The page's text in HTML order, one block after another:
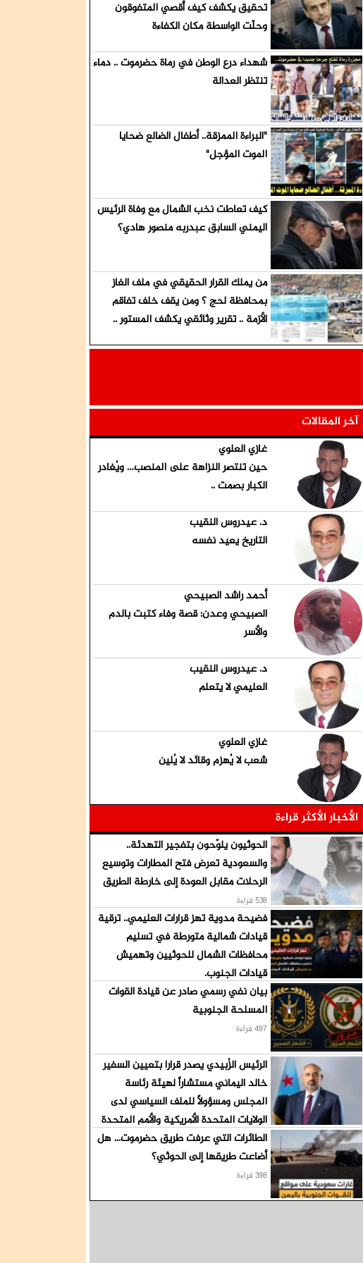
عنه
تحقيق يكشف كيف أُقصي المتفوقون
وحلّت الواسطة مكان الكفاءة
شهداء درع الوطن في رماة حضرموت .. دماء
تنتظر العدالة
"البراءة الممزقة.. أطفال الضالع ضحايا
الموت المؤجل"
كيف تعاطت نخب الشمال مع وفاة الرئيس
اليمني السابق عبدربه منصور هادي؟
من يملك القرار الحقيقي في ملف الغاز
بمحافظة لحج ؟ ومن يقف خلف تفاقم
الأزمة .. تقرير وثائقي يكشف المستور ..
آخر المقالات
غازي العلوي
حين تنتصر النزاهة على المنصب… ويُغادر
الكبار بصمت ..
د. عيدروس النقيب
التاريخ يعيد نفسه
أحمد راشد الصبيحي
الصبيحي وعدن: قصة وفاء كتبت بالدم
والأسر
د. عيدروس النقيب
العليمي لا يتعلم
غازي العلوي
شعب لا يُهزم وقائد لا يُلين
الأخبار الأكثر قراءة
الحوثيون يلوّحون بتفجير التهدئة..
والسعودية تعرض فتح المطارات وتوسيع
الرحلات مقابل العودة إلى خارطة الطريق
538 قراءة
فضيحة مدوية تهز قرارات العليمي.. ترقية
قيادات شمالية متورطة في تسليم
محافظات الشمال للحوثيين وتهميش
قيادات الجنوب.
526 قراءة
بيان نفي رسمي صادر عن قيادة القوات
المسلحة الجنوبية
497 قراءة
الرئيس الزُبيدي يصدر قرارا بتعيين السفير
خالد اليماني مستشاراً لهيئة رئاسة
المجلس ومسؤولاً للملف السياسي لدى
الولايات المتحدة الأمريكية والأمم المتحدة
425 قراءة
الطائرات التي عرفت طريق حضرموت... هل
أضاعت طريقها إلى الحوثي؟
398 قراءة